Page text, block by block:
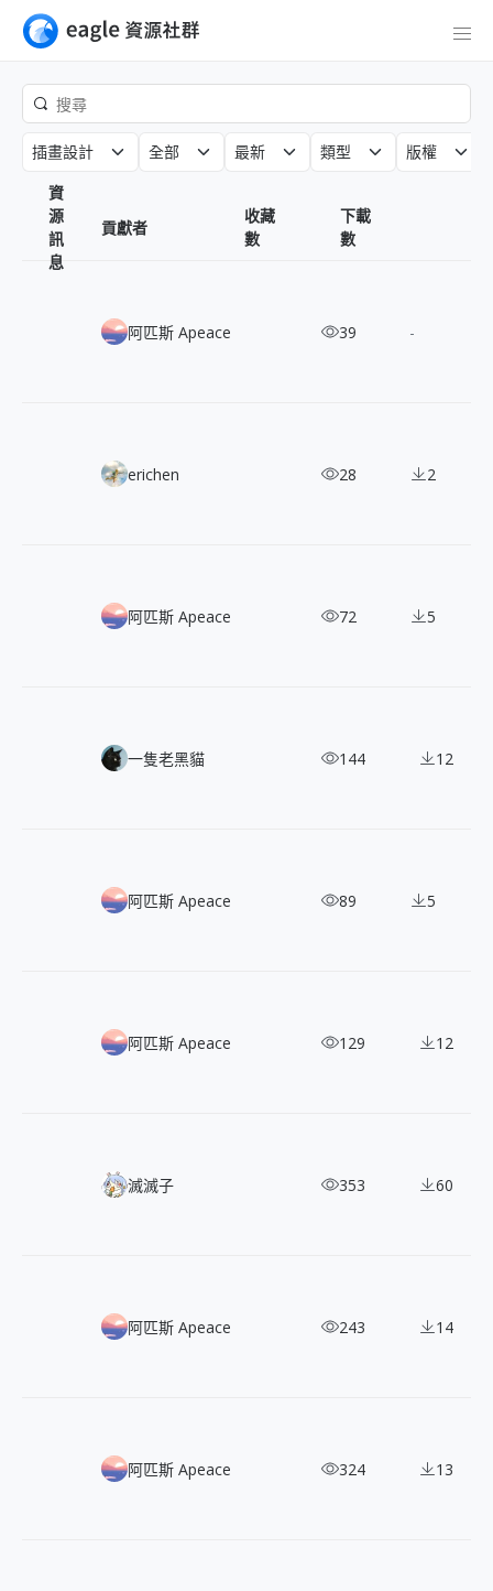
插畫設計 全部 最新 類型
版權
資
源
訊
息
貢獻者
收藏
數
下載
數
Pixabots：2,000+ 像素風機器人角色，免費可商用插畫包
阿匹斯 Apeace 39 -
120+ 幅愛德華．霍普畫作精選：美國寫實主義經典作品
erichen 28 2
Yippy：免費可商用，簡潔有溫度的扁平插畫包
阿匹斯 Apeace 72 5
Filipe Pinhas：900+ 張復古電影感街頭攝影
一隻老黑貓 144 12
200+ 免費可商用五種視角與配色的 CC0 3D 插畫
阿匹斯 Apeace 89 5
130+ Spectrum 幾何向量圖形，點擊即複製 SVG，免費使用
阿匹斯 Apeace 129 12
不落俗套的鮮明設計，46 款《鳴潮》 角色立繪
滅滅子 353 60
科技感與超現實結合！30 張 transhumans 免費開源插畫
阿匹斯 Apeace 243 14
3000+ CC0 趣味塗鴉風格插畫庫，免費可商用
阿匹斯 Apeace 324 13